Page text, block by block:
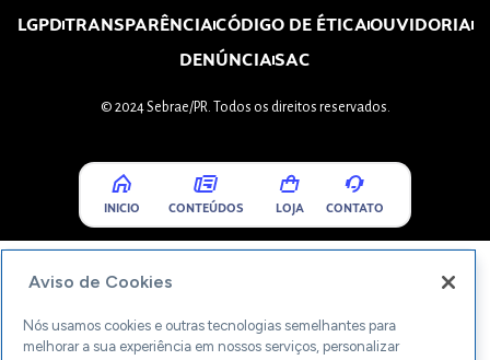
LGPDTRANSPARÊNCIACÓDIGO DE ÉTICAOUVIDORIA
DENÚNCIASAC
© 2024 Sebrae/PR. Todos os direitos reservados.
INICIO CONTEÚDOS LOJA CONTATO
Aviso de Cookies
Nós usamos cookies e outras tecnologias semelhantes para
melhorar a sua experiência em nossos serviços, personalizar